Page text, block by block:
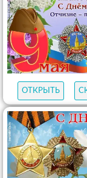
ОТКРЫТЬ